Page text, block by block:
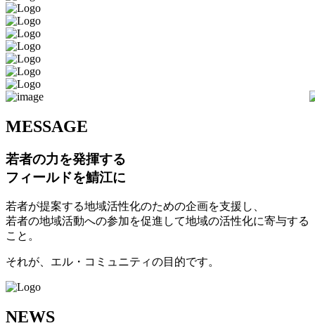
MESSAGE
若者の力を発揮する
フィールドを鯖江に
若者が提案する地域活性化のための企画を支援し、
若者の地域活動への参加を促進して地域の活性化に寄与する
こと。
それが、エル・コミュニティの目的です。
NEWS